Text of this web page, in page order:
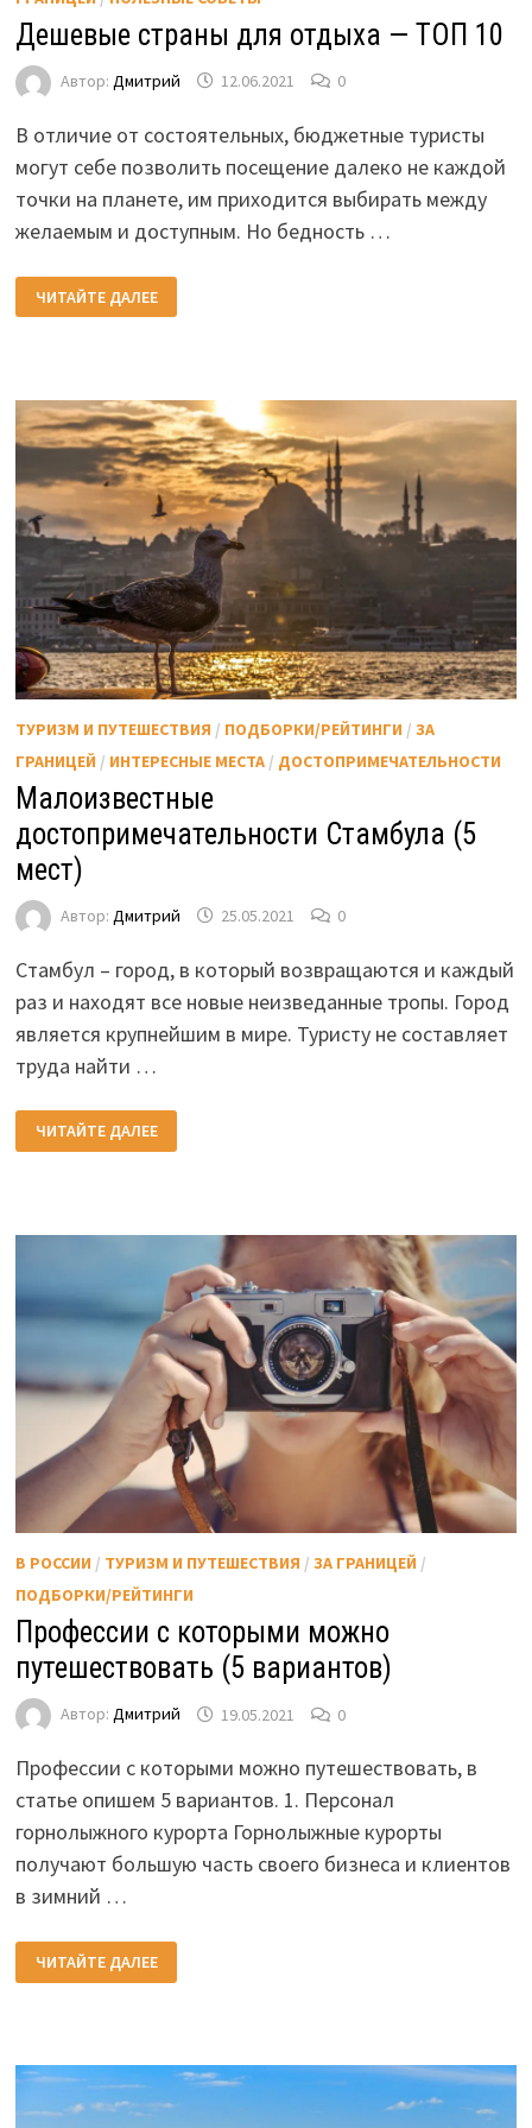
Дешевые страны для отдыха — ТОП 10
Автор: Дмитрий 12.06.2021 0
В отличие от состоятельных, бюджетные туристы
могут себе позволить посещение далеко не каждой
точки на планете, им приходится выбирать между
желаемым и доступным. Но бедность …
ДЕШЕВЫЕ
СТРАНЫ
ДЛЯ
ЧИТАЙТЕ ДАЛЕЕ
ТУРИЗМ И ПУТЕШЕСТВИЯ / ПОДБОРКИ/РЕЙТИНГИ / ЗА
ГРАНИЦЕЙ / ИНТЕРЕСНЫЕ МЕСТА/ ДОСТОПРИМЕЧАТЕЛЬНОСТИ
Малоизвестные
достопримечательности Стамбула (5
мест)
Автор: Дмитрий 25.05.2021 0
Стамбул – город, в который возвращаются и каждый
раз и находят все новые неизведанные тропы. Город
является крупнейшим в мире. Туристу не составляет
труда найти …
МАЛОИЗВЕСТНЫЕ
ДОСТОПРИМЕЧАТЕЛЬНОСТИ
СТАМБУЛА
ЧИТАЙТЕ ДАЛЕЕ
В РОССИИ / ТУРИЗМ И ПУТЕШЕСТВИЯ / ЗА ГРАНИЦЕЙ /
ПОДБОРКИ/РЕЙТИНГИ
Профессии с которыми можно
путешествовать (5 вариантов)
Автор: Дмитрий 19.05.2021 0
Профессии с которыми можно путешествовать, в
статье опишем 5 вариантов. 1. Персонал
горнолыжного курорта Горнолыжные курорты
получают большую часть своего бизнеса и клиентов
в зимний …
ПРОФЕССИИ
С
КОТОРЫМИ
ЧИТАЙТЕ ДАЛЕЕ